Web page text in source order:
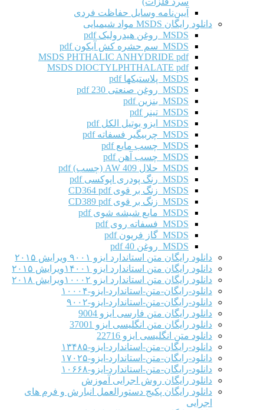
آیین‌نامه وسایل حفاظت فردی
دانلود رایگان MSDS مواد شیمیایی
MSDS روغن هیدرولیک pdf
MSDS سم حشره کش آیکون pdf
MSDS PHTHALIC ANHYDRIDE pdf
MSDS DIOCTYLPHTHALATE pdf
MSDS پلاستیکها pdf
MSDS روغن صنعتی 230 pdf
MSDS بنزین pdf
MSDS تینر pdf
MSDS ایزو بوتیل الکل pdf
MSDS چربیگیر فسفاته pdf
MSDS چسب مایع pdf
MSDS چسب آهن pdf
MSDS حلال AW 409 (چسب) pdf
MSDS رنگ پودری اپوکسی pdf
MSDS زنگ بر قوی CD364 pdf
MSDS زنگ بر قوی CD389 pdf
MSDS مایع شیشه شوی pdf
MSDS فسفاته روی pdf
MSDS گاز فریون pdf
MSDS روغن 40 pdf
دانلود رایگان متن استاندارد ایزو ۹۰۰۱ ویرایش ۲۰۱۵
دانلود رایگان متن استاندارد ایزو ۱۴۰۰۱ویرایش ۲۰۱۵
دانلود رایگان متن استاندارد ایزو ۱۰۰۰۲ویرایش ۲۰۱۸
دانلود-رایگان-متن-استاندارد-ایزو-۱۰۰۰۴
دانلود-رایگان-متن-استاندارد-ایزو-۹۰۰۲
دانلود رایگان متن فارسی ایزو 9004
دانلود رایگان متن انگلیسی ایزو 37001
دانلود متن انگلیسی ایزو 22716
دانلود-رایگان-متن-استاندارد-ایزو-۱۳۴۸۵
دانلود-رایگان-متن-استاندارد-ایزو-۱۷۰۲۵
دانلود-رایگان-متن-استاندارد-ایزو-۱۰۶۶۸
دانلود رایگان روش اجرایی آموزش
دانلود رایگان پکیج دستورالعمل انبارش و فرم های
اجرایی